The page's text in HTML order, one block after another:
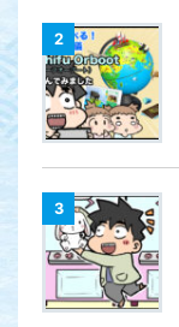
2
3